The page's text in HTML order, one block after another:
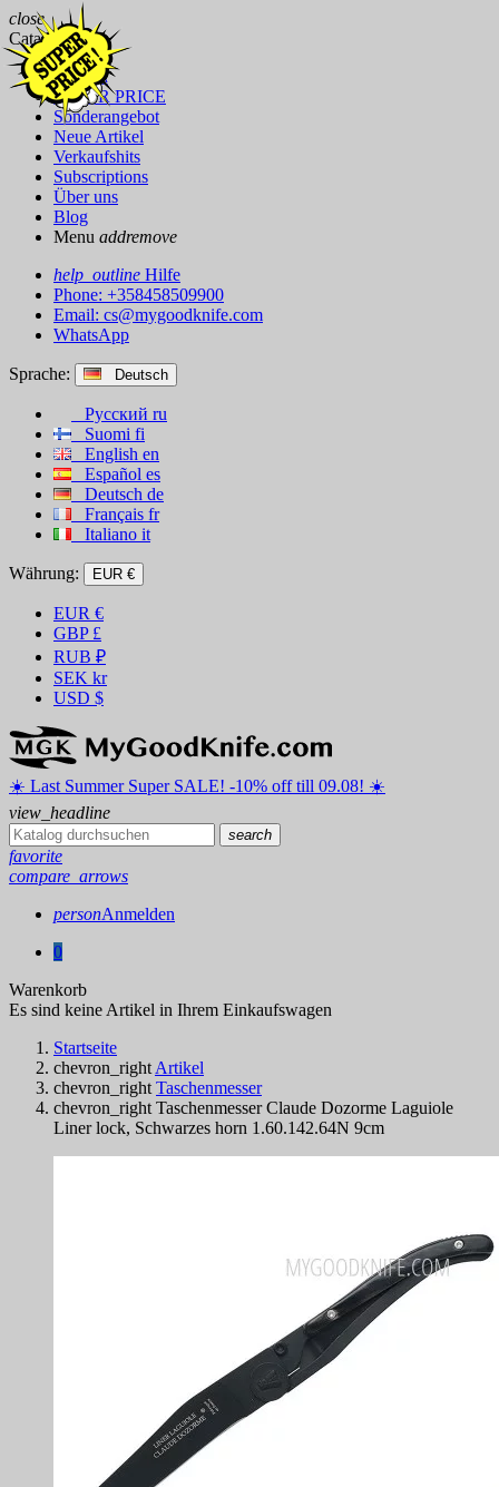
close
Catalog
Marken
SUPER PRICE
Sonderangebot
Neue Artikel
Verkaufshits
Subscriptions
Über uns
Blog
Menu addremove
help_outline Hilfe
Phone: +358458509900
Email: cs@mygoodknife.com
WhatsApp
Sprache: Deutsch
Русский ru
Suomi fi
English en
Español es
Deutsch de
Français fr
Italiano it
Währung: EUR €
EUR €
GBP £
RUB ₽
SEK kr
USD $
☀️ ️Last Summer Super SALE! -10% off till 09.08! ☀️
view_headline
search
favorite
compare_arrows
personAnmelden
0
Warenkorb
Es sind keine Artikel in Ihrem Einkaufswagen
Startseite
chevron_right Artikel
chevron_right Taschenmesser
chevron_right Taschenmesser Claude Dozorme Laguiole
Liner lock, Schwarzes horn 1.60.142.64N 9cm